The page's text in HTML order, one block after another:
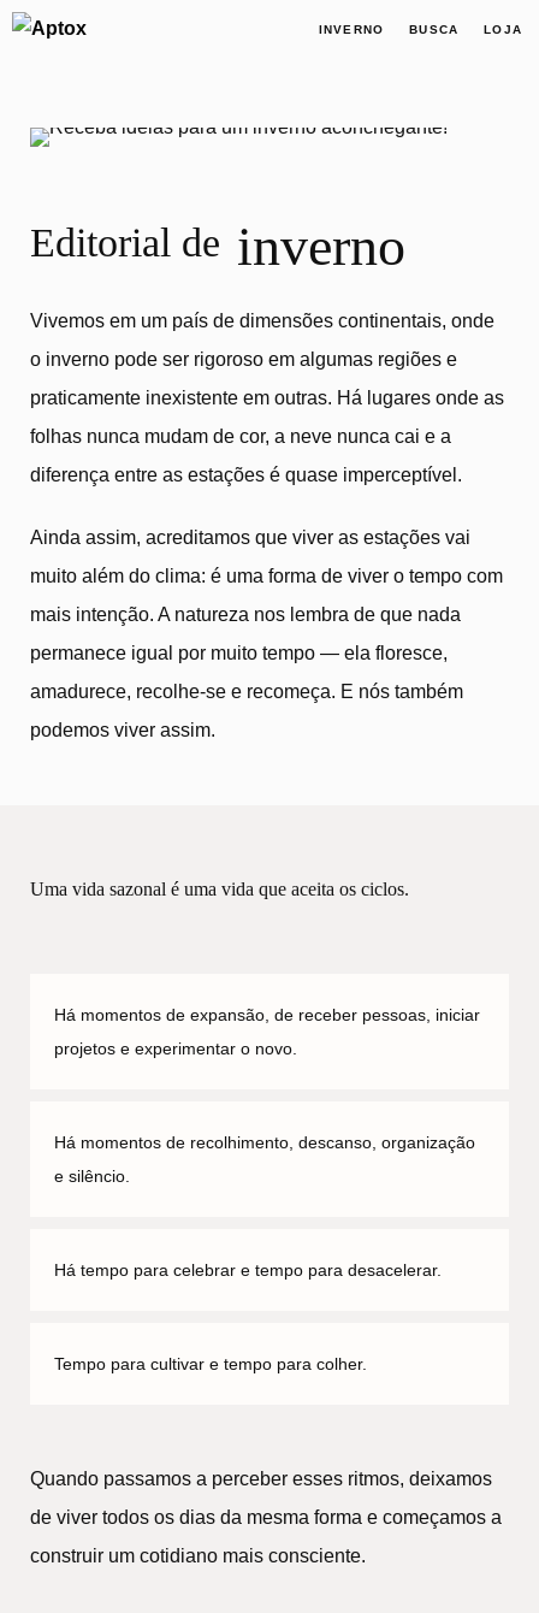
INVERNO BUSCA LOJA
Editorial de inverno
Vivemos em um país de dimensões continentais, onde
o inverno pode ser rigoroso em algumas regiões e
praticamente inexistente em outras. Há lugares onde as
folhas nunca mudam de cor, a neve nunca cai e a
diferença entre as estações é quase imperceptível.
Ainda assim, acreditamos que viver as estações vai
muito além do clima: é uma forma de viver o tempo com
mais intenção. A natureza nos lembra de que nada
permanece igual por muito tempo — ela floresce,
amadurece, recolhe-se e recomeça. E nós também
podemos viver assim.
Uma vida sazonal é uma vida que aceita os ciclos.
Há momentos de expansão, de receber pessoas, iniciar
projetos e experimentar o novo.
Há momentos de recolhimento, descanso, organização
e silêncio.
Há tempo para celebrar e tempo para desacelerar.
Tempo para cultivar e tempo para colher.
Quando passamos a perceber esses ritmos, deixamos
de viver todos os dias da mesma forma e começamos a
construir um cotidiano mais consciente.